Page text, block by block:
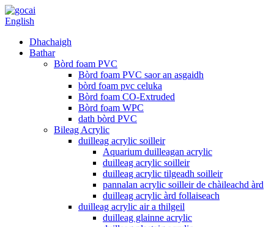
English
Dhachaigh
Bathar
Bòrd foam PVC
Bòrd foam PVC saor an asgaidh
bòrd foam pvc celuka
Bòrd foam CO-Extruded
Bòrd foam WPC
dath bòrd PVC
Bileag Acrylic
duilleag acrylic soilleir
Aquarium duilleagan acrylic
duilleag acrylic soilleir
duilleag acrylic tilgeadh soilleir
pannalan acrylic soilleir de chàileachd àrd
duilleag acrylic àrd follaiseach
duilleag acrylic air a thilgeil
duilleag glainne acrylic